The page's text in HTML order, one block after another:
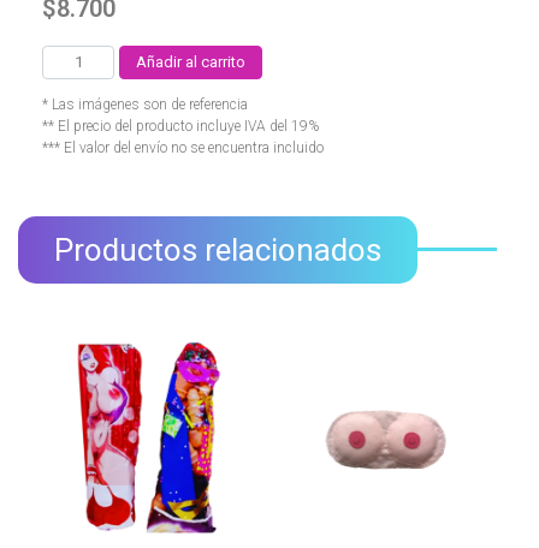
$8.700
Añadir al carrito
* Las imágenes son de referencia
** El precio del producto incluye IVA del 19%
*** El valor del envío no se encuentra incluido
Productos relacionados